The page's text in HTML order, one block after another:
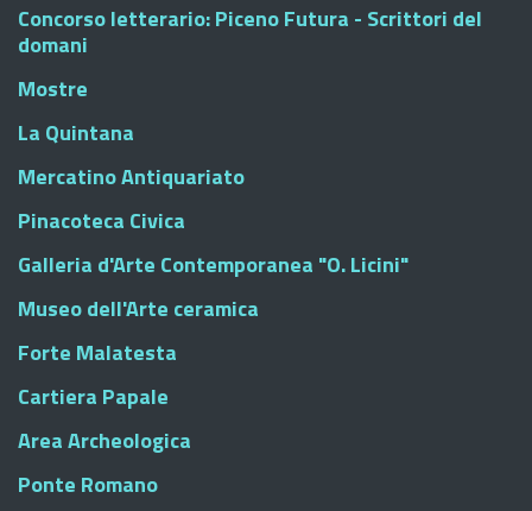
Concorso letterario: Piceno Futura - Scrittori del
domani
Mostre
La Quintana
Mercatino Antiquariato
Pinacoteca Civica
Galleria d'Arte Contemporanea "O. Licini"
Museo dell'Arte ceramica
Forte Malatesta
Cartiera Papale
Area Archeologica
Ponte Romano